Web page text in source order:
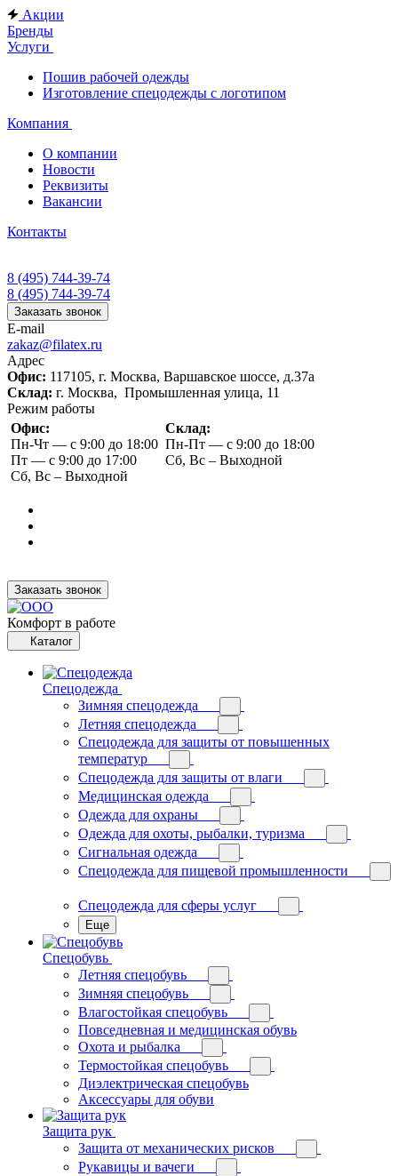
Акции
Бренды
Услуги
Пошив рабочей одежды
Изготовление спецодежды с логотипом
Компания
О компании
Новости
Реквизиты
Вакансии
Контакты
8 (495) 744-39-74
8 (495) 744-39-74
Заказать звонок
E-mail
zakaz@filatex.ru
Адрес
Офис: 117105, г. Москва, Варшавское шоссе, д.37а
Склад: г. Москва, Промышленная улица, 11
Режим работы
Офис:
Пн-Чт — с 9:00 до 18:00
Пт — с 9:00 до 17:00
Сб, Вс – Выходной
Склад:
Пн-Пт — с 9:00 до 18:00
Сб, Вс – Выходной
Заказать звонок
Комфорт в работе
Каталог
Спецодежда
Зимняя спецодежда
Летняя спецодежда
Спецодежда для защиты от повышенных
температур
Спецодежда для защиты от влаги
Медицинская одежда
Одежда для охраны
Одежда для охоты, рыбалки, туризма
Сигнальная одежда
Спецодежда для пищевой промышленности
Спецодежда для сферы услуг
Еще
Спецобувь
Летняя спецобувь
Зимняя спецобувь
Влагостойкая спецобувь
Повседневная и медицинская обувь
Охота и рыбалка
Термостойкая спецобувь
Диэлектрическая спецобувь
Аксессуары для обуви
Защита рук
Защита от механических рисков
Рукавицы и вачеги